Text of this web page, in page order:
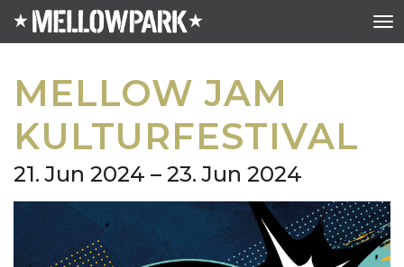
MELLOW JAM
KULTURFESTIVAL
21. Jun 2024 – 23. Jun 2024